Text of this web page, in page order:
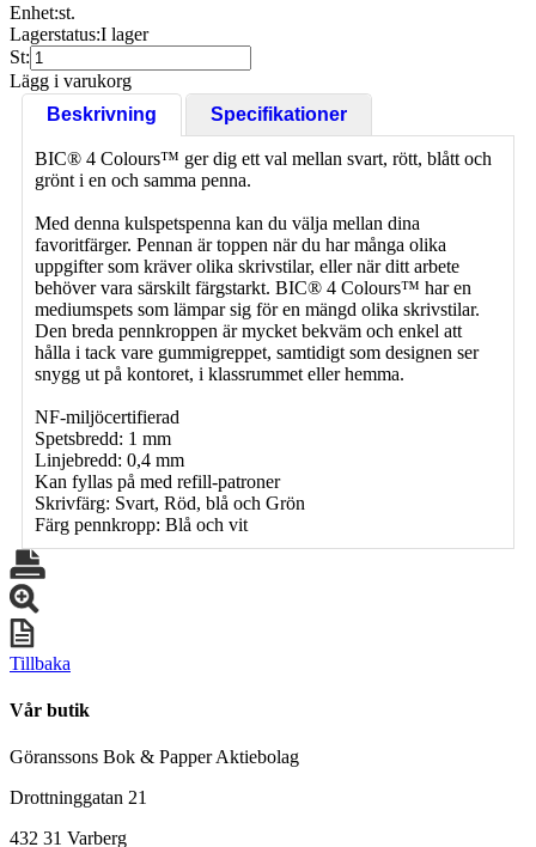
Enhet:st.
Lagerstatus:I lager
St:
Lägg i varukorg
Beskrivning
Specifikationer
BIC® 4 Colours™ ger dig ett val mellan svart, rött, blått och
grönt i en och samma penna.
Med denna kulspetspenna kan du välja mellan dina
favoritfärger. Pennan är toppen när du har många olika
uppgifter som kräver olika skrivstilar, eller när ditt arbete
behöver vara särskilt färgstarkt. BIC® 4 Colours™ har en
mediumspets som lämpar sig för en mängd olika skrivstilar.
Den breda pennkroppen är mycket bekväm och enkel att
hålla i tack vare gummigreppet, samtidigt som designen ser
snygg ut på kontoret, i klassrummet eller hemma.
NF-miljöcertifierad
Spetsbredd: 1 mm
Linjebredd: 0,4 mm
Kan fyllas på med refill-patroner
Skrivfärg: Svart, Röd, blå och Grön
Färg pennkropp: Blå och vit
Tillbaka
Vår butik
Göranssons Bok & Papper Aktiebolag
Drottninggatan 21
432 31 Varberg